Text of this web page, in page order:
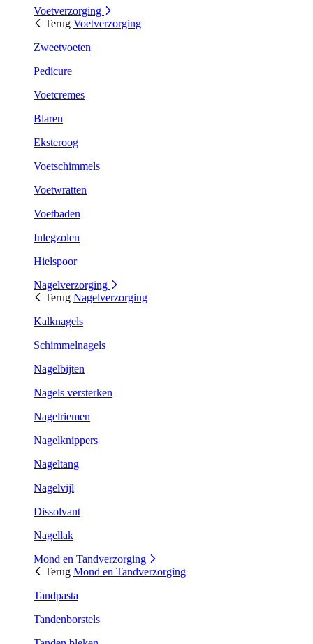
Voetverzorging
Terug Voetverzorging
Zweetvoeten
Pedicure
Voetcremes
Blaren
Eksteroog
Voetschimmels
Voetwratten
Voetbaden
Inlegzolen
Hielspoor
Nagelverzorging
Terug Nagelverzorging
Kalknagels
Schimmelnagels
Nagelbijten
Nagels versterken
Nagelriemen
Nagelknippers
Nageltang
Nagelvijl
Dissolvant
Nagellak
Mond en Tandverzorging
Terug Mond en Tandverzorging
Tandpasta
Tandenborstels